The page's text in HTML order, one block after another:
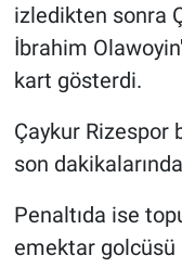
izledikten sonra
İbrahim
kart gösterdi.
Çaykur Rizespor
son
Penaltıda ise
emektar golcüsü